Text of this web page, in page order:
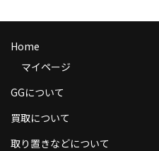
商品の発送
お支払い方法
Home
マイページ
GGについて
買取について
取り置きなどについて